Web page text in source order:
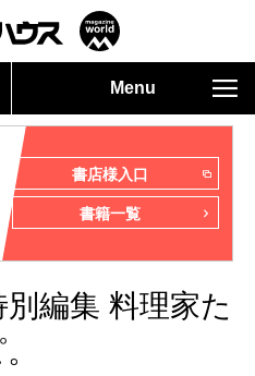
Menu
書店様入口
書籍一覧
編集 料理家た